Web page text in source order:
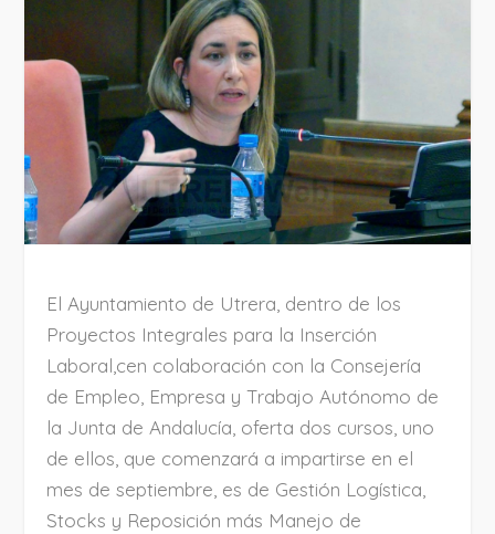
El Ayuntamiento de Utrera, dentro de los
Proyectos Integrales para la Inserción
Laboral,cen colaboración con la Consejería
de Empleo, Empresa y Trabajo Autónomo de
la Junta de Andalucía, oferta dos cursos, uno
de ellos, que comenzará a impartirse en el
mes de septiembre, es de Gestión Logística,
Stocks y Reposición más Manejo de